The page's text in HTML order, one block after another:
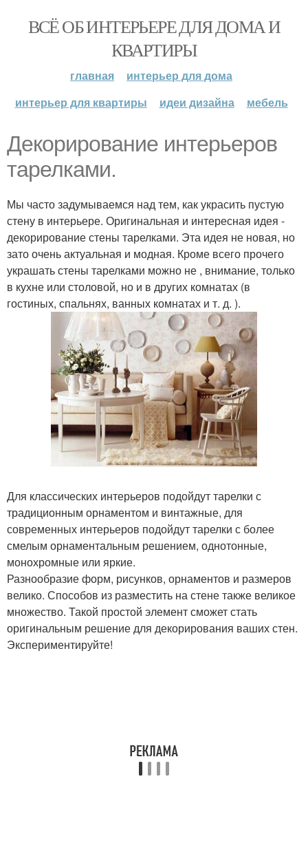
ВСЁ ОБ ИНТЕРЬЕРЕ ДЛЯ ДОМА И
КВАРТИРЫ
главная
интерьер для дома
интерьер для квартиры
идеи дизайна мебель
Декорирование интерьеров
тарелками.
Мы часто задумываемся над тем, как украсить пустую
стену в интерьере. Оригинальная и интересная идея -
декорирование стены тарелками. Эта идея не новая, но
зато очень актуальная и модная. Кроме всего прочего
украшать стены тарелками можно не , внимание, только
в кухне или столовой, но и в других комнатах (в
гостиных, спальнях, ванных комнатах и т. д. ).
Для классических интерьеров подойдут тарелки с
традиционным орнаментом и винтажные, для
современных интерьеров подойдут тарелки с более
смелым орнаментальным решением, однотонные,
монохромные или яркие.
Разнообразие форм, рисунков, орнаментов и размеров
велико. Способов из разместить на стене также великое
множество. Такой простой элемент сможет стать
оригинальным решение для декорирования ваших стен.
Экспериментируйте!